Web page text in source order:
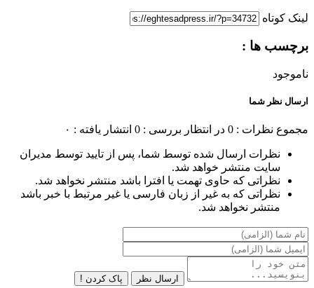
لینک کوتاه
برچسب ها :
ناموجود
ارسال نظر شما
مجموع نظرات : 0 در انتظار بررسی : 0 انتشار یافته : ۰
نظرات ارسال شده توسط شما، پس از تایید توسط مدیران
سایت منتشر خواهد شد.
نظراتی که حاوی تهمت یا افترا باشد منتشر نخواهد شد.
نظراتی که به غیر از زبان فارسی یا غیر مرتبط با خبر باشد
منتشر نخواهد شد.
ارسال نظر پاک کردن !